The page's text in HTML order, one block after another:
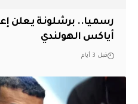
رسميا.. برشلونة يعلن
أياكس الهولندي
قبل 3 أيام